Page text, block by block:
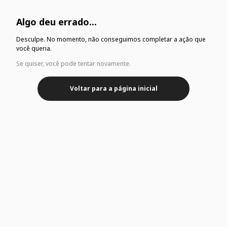
Algo deu errado...
Desculpe. No momento, não conseguimos completar a ação que
você queria.
Se quiser, você pode tentar novamente.
Voltar para a página inicial